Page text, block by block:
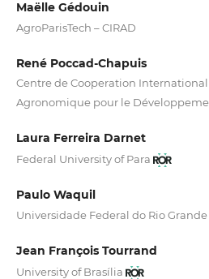
Maëlle Gédouin
AgroParisTech – CIRAD
René Poccad-Chapuis
Centre de Cooperation
Agronomique pour le
Laura Ferreira Darnet
Federal University of Para
Paulo Waquil
Universidade Federal do Rio Grande
Jean François Tourrand
University of Brasília